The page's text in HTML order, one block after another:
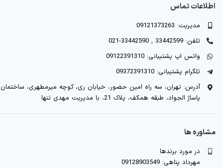
اطلاعات تماس
مدیریت: 09121373263
تلفن: 33442599 , 33442590-021
واتس اپ پشتیبانی: 09122391310
تلگرام پشتیبانی: 09372391310
آدرس: تهران، سه راه امین حضور، خیابان ری، کوچه میرمطهری، ساختمان
پاساژ الجواد، طبقه همکف، پلاک 21، با مدیریت مهدی تنها
مشاوره ها
در مورد برندها
مهرداد پناهی: 09128903549